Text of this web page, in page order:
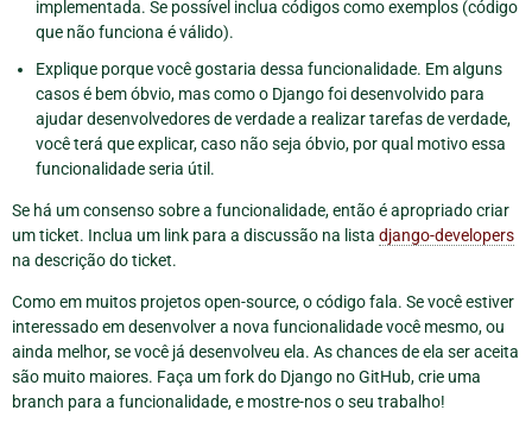
implementada. Se possível inclua códigos como exemplos (código
que não funciona é válido).
Explique porque você gostaria dessa funcionalidade. Em alguns
casos é bem óbvio, mas como o Django foi desenvolvido para
ajudar desenvolvedores de verdade a realizar tarefas de verdade,
você terá que explicar, caso não seja óbvio, por qual motivo essa
funcionalidade seria útil.
Se há um consenso sobre a funcionalidade, então é apropriado criar
um ticket. Inclua um link para a discussão na lista django-developers
na descrição do ticket.
Como em muitos projetos open-source, o código fala. Se você estiver
interessado em desenvolver a nova funcionalidade você mesmo, ou
ainda melhor, se você já desenvolveu ela. As chances de ela ser aceita
são muito maiores. Faça um fork do Django no GitHub, crie uma
branch para a funcionalidade, e mostre-nos o seu trabalho!